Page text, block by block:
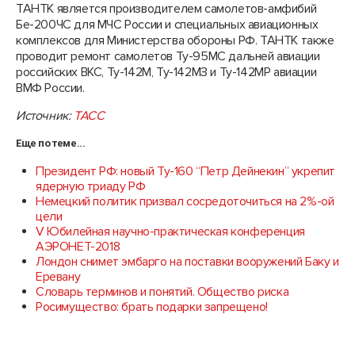
ТАНТК является производителем самолетов-амфибий
Бе-200ЧС для МЧС России и специальных авиационных
комплексов для Министерства обороны РФ. ТАНТК также
проводит ремонт самолетов Ту-95МС дальней авиации
российских ВКС, Ту-142М, Ту-142МЗ и Ту-142МР авиации
ВМФ России.
Источник: ТАСС
Еще по теме...
Президент РФ: новый Ту-160 “Петр Дейнекин” укрепит
ядерную триаду РФ
Немецкий политик призвал сосредоточиться на 2%-ой
цели
V Юбилейная научно-практическая конференция
АЭРОНЕТ-2018
Лондон снимет эмбарго на поставки вооружений Баку и
Еревану
Словарь терминов и понятий. Общество риска
Росимущество: брать подарки запрещено!